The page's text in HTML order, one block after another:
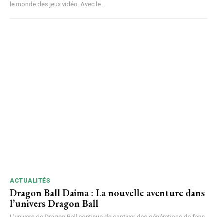
le monde des jeux vidéo. Avec le...
ACTUALITÉS
Dragon Ball Daima : La nouvelle aventure dans
l’univers Dragon Ball